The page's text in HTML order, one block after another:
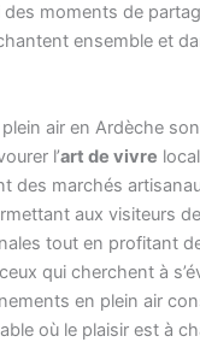
moments de
ensemble et
air en Ardèche
l’art de vivre
des marchés
aux visiteurs
tout en profitant
qui cherchent à
en plein air
où le plaisir est à